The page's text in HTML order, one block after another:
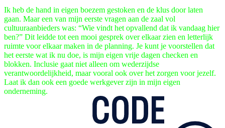
Ik heb de hand in eigen boezem gestoken en de klus door laten
gaan. Maar een van mijn eerste vragen aan de zaal vol
cultuuraanbieders was: “Wie vindt het opvallend dat ik vandaag hier
ben?” Dit leidde tot een mooi gesprek over elkaar zien en letterlijk
ruimte voor elkaar maken in de planning. Je kunt je voorstellen dat
het eerste wat ik nu doe, is mijn eigen vrije dagen checken en
blokken. Inclusie gaat niet alleen om wederzijdse
verantwoordelijkheid, maar vooral ook over het zorgen voor jezelf.
Laat ik dan ook een goede werkgever zijn in mijn eigen
onderneming.